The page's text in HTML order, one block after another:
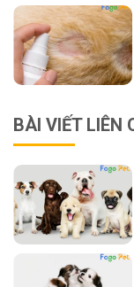
BÀI VIẾT LIÊN